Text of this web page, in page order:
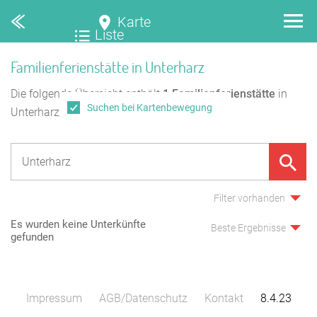
Karte
Liste
Familienferienstätte in Unterharz
Die folgende Übersicht enthält 1 Familienferienstätte in
Unterharz.
Filter vorhanden
Es wurden keine Unterkünfte
gefunden
Beste Ergebnisse
Suchen bei Kartenbewegung
Impressum AGB/Datenschutz Kontakt 8.4.23